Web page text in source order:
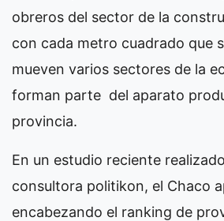
obreros del sector de la
con cada metro cuadrado que
mueven varios sectores de la
forman parte del aparato
provincia.
En un estudio reciente
consultora politikon, el Chaco
encabezando el ranking de